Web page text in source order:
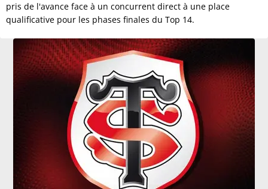
pris de l'avance face à un concurrent direct à une place
qualificative pour les phases finales du Top 14.